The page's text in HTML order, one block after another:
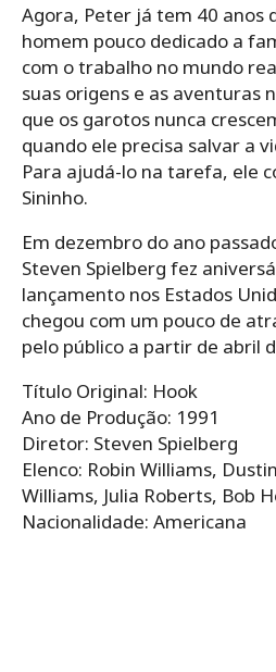
Agora, Peter já tem 40 anos
homem pouco dedicado a
com o trabalho no mundo
suas origens e as aventuras
que os garotos nunca
quando ele precisa salvar a
Para ajudá-lo na tarefa, ele
Sininho.
Em dezembro do ano
Steven Spielberg fez
lançamento nos Estados
chegou com um pouco de
pelo público a partir de abril
Título Original: Hook
Ano de Produção: 1991
Diretor: Steven Spielberg
Elenco: Robin Williams,
Williams, Julia Roberts, Bob
Nacionalidade: Americana